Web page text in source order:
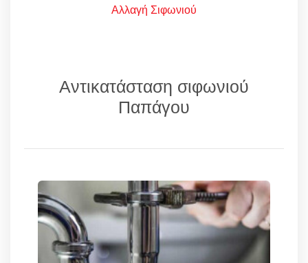
Αλλαγή Σιφωνιού
Αντικατάσταση σιφωνιού
Παπάγου